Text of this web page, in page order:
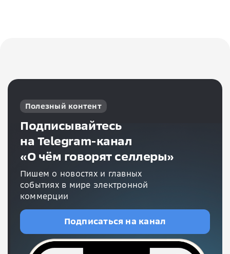
Полезный контент
Подписывайтесь
на Telegram-канал
«О чём говорят селлеры»
Пишем о новостях и главных
событиях в мире электронной
коммерции
Подписаться на канал